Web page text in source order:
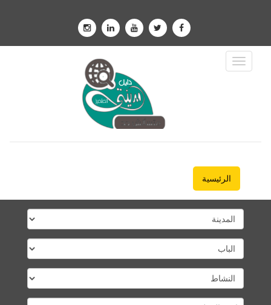
Toggle
Navigation
الرئيسية